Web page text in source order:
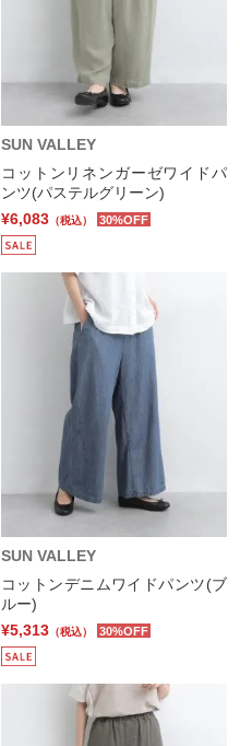
SUN VALLEY
コットンリネンガーゼワイドパ
ンツ(パステルグリーン)
¥6,083 （税込） 30%OFF
SUN VALLEY
コットンデニムワイドパンツ(ブ
ルー)
¥5,313 （税込） 30%OFF